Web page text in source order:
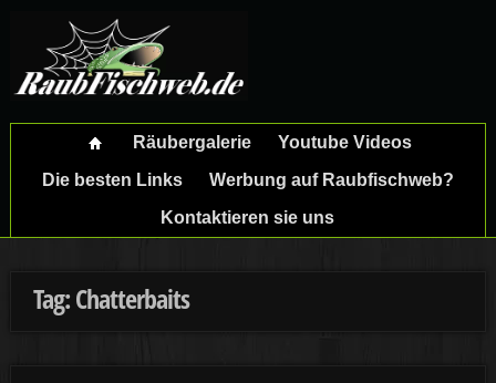
Räubergalerie
Youtube Videos
Die besten Links
Werbung auf Raubfischweb?
Kontaktieren sie uns
Tag: Chatterbaits